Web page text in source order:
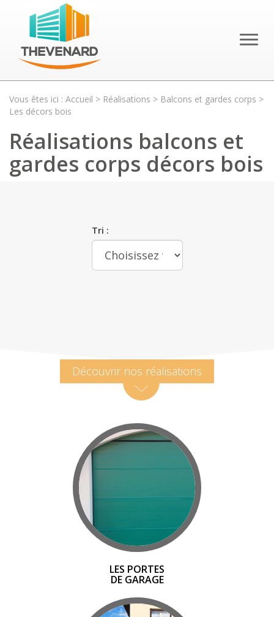
Vous êtes ici : Accueil > Réalisations > Balcons et gardes corps >
Les décors bois
Réalisations balcons et
gardes corps décors bois
Tri :
Découvrir nos réalisations
LES PORTES
DE GARAGE